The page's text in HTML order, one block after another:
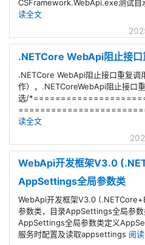
CSFramework.WebApi.exe测试自
读全文
.NETCore WebApi阻止接口
.NETCore WebApi阻止接口重复调
作），.NETCoreWebApi阻止接口
选/
读全文
WebApi开发框架V3.0
AppSettings全局参数类
WebApi开发框架V3.0
参数类，目录AppSettings全局参
AppSettings全局参数类定义
服务时配置及读取appsettings 阅